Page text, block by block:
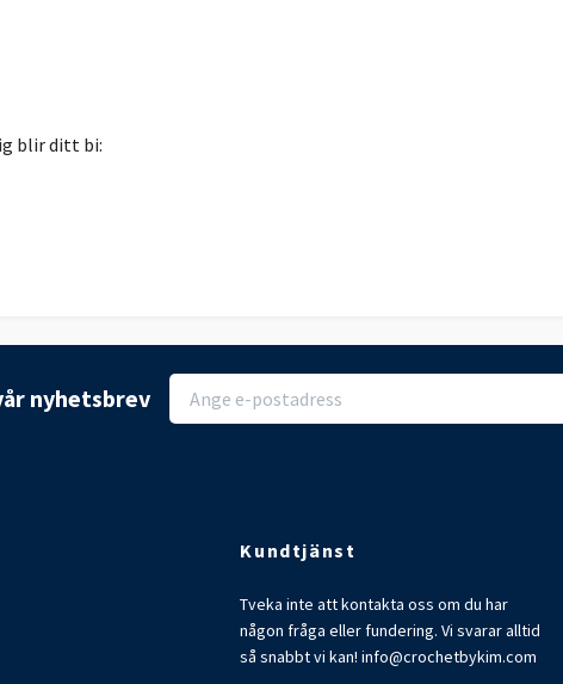
blir ditt bi:
nyhetsbrev
Kundtjänst
Tveka inte att kontakta oss om du har
någon fråga eller fundering. Vi svarar alltid
så snabbt vi kan!info@crochetbykim.com